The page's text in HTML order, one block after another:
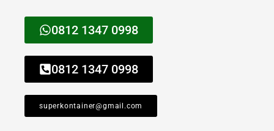
0812 1347 0998
0812 1347 0998
superkontainer@gmail.com